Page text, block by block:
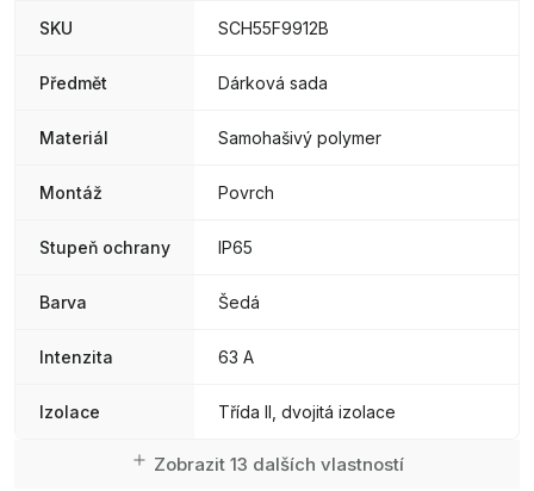
SKU SCH55F9912B
Předmět Dárková sada
Materiál Samohašivý polymer
Montáž Povrch
Stupeň ochrany IP65
Barva Šedá
Intenzita 63 A
Izolace Třída II, dvojitá izolace
Zobrazit 13 dalších vlastností